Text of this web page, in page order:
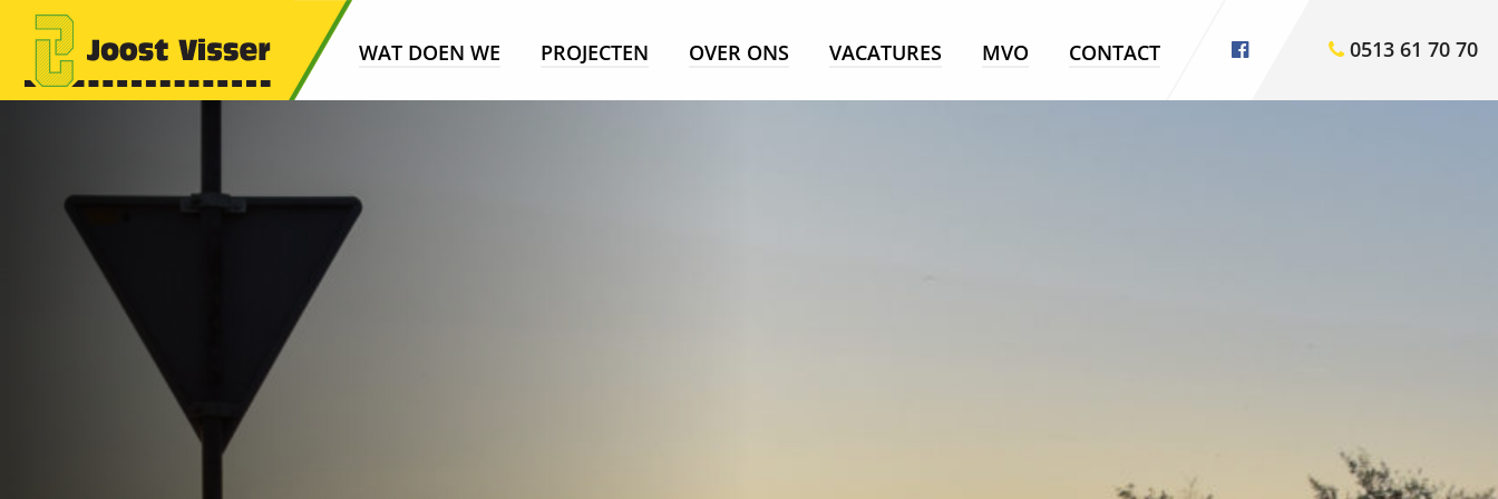
WAT DOEN WE PROJECTEN OVER ONS VACATURES MVO CONTACT 0513 61 70 70